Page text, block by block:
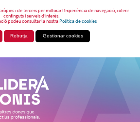
i de tercers per millorar l’experiència de navegació, i oferir
continguts i serveis d’interès.
podeu consultar la nostraPolítica de cookies
Rebutja Gestionar cookies